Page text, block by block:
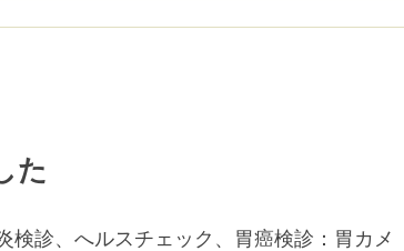
た
診、へルスチェック、胃癌検診：胃カメ